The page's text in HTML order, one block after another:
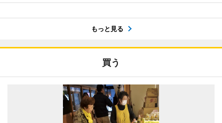
もっと見る
買う